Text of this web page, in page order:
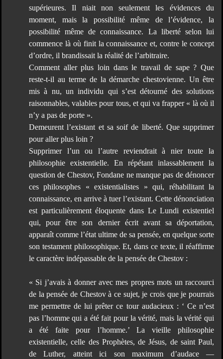
supérieures. Il niait non seulement les évidences du
moment, mais la possibilité même de l’évidence, la
possibilité même de connaissance. La liberté selon lui
commence là où finit la connaissance et, contre le concept
d’ordre, il brandissait la réalité de l’arbitraire.
Comment aller plus loin dans le travail de sape ? Que
reste-t-il au terme de la démarche chestovienne. Un être
mis à nu, un individu qui s’est détourné des solutions
raisonnables, valables pour tous, et qui va frapper « là où il
n’y a pas de porte ».
Demeurent l’existant et sa soif de liberté. Que supprimer
pour aller plus loin ?
Supprimer l’un ou l’autre reviendrait à nier toute la
philosophie existentielle. En répétant inlassablement la
question de Chestov, Fondane ne manque pas de dénoncer
ces philosophes « existentialistes » qui, réhabilitant la
connaissance, en arrive à tuer l’existant. Cette dénonciation
est particulièrement éloquente dans Le Lundi existentiel
qui, pour être son dernier écrit avant sa déportation,
apparaît comme l’état ultime de sa pensée, en quelque sorte
son testament philosophique. Et, dans ce texte, il réaffirme
le caractère indépassable de la pensée de Chestov :
« Si j’avais à donner avec mes propres mots un raccourci
de la pensée de Chestov à ce sujet, je crois que je pourrais
me permettre de lui prêter ce tour audacieux : ‘ Ce n’est
pas l’homme qui a été fait pour la vérité, mais la vérité qui
a été faite pour l’homme.’ La vieille philosophie
existentielle, celle des Prophètes, de Jésus, de saint Paul,
de Luther, atteint ici son maximum d’audace —